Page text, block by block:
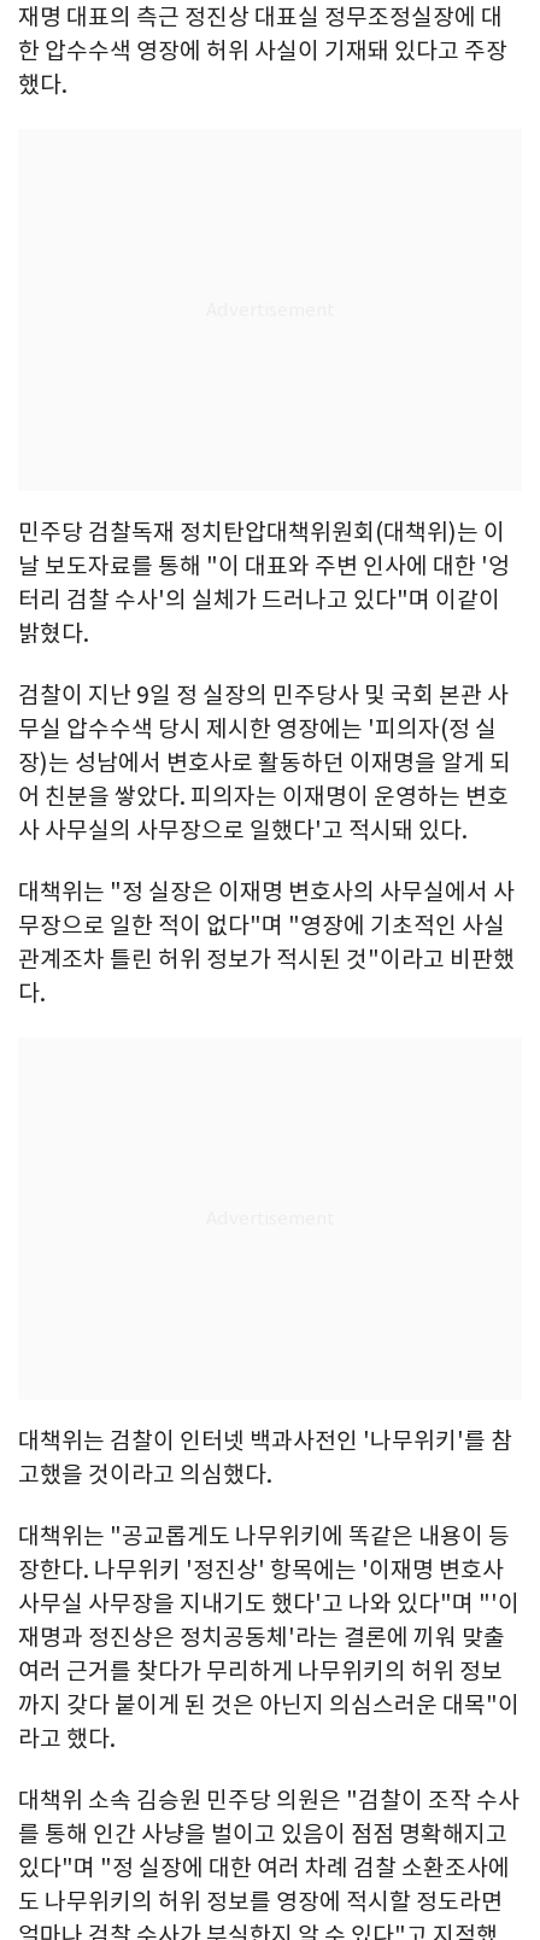
재명 대표의 측근 정진상 대표실 정무조정실장에 대
한 압수수색 영장에 허위 사실이 기재돼 있다고 주장
했다.
민주당 검찰독재 정치탄압대책위원회(대책위)는 이
날 보도자료를 통해 "이 대표와 주변 인사에 대한 '엉
터리 검찰 수사'의 실체가 드러나고 있다"며 이같이
밝혔다.
검찰이 지난 9일 정 실장의 민주당사 및 국회 본관 사
무실 압수수색 당시 제시한 영장에는 '피의자(정 실
장)는 성남에서 변호사로 활동하던 이재명을 알게 되
어 친분을 쌓았다. 피의자는 이재명이 운영하는 변호
사 사무실의 사무장으로 일했다'고 적시돼 있다.
대책위는 "정 실장은 이재명 변호사의 사무실에서 사
무장으로 일한 적이 없다"며 "영장에 기초적인 사실
관계조차 틀린 허위 정보가 적시된 것"이라고 비판했
다.
대책위는 검찰이 인터넷 백과사전인 '나무위키'를 참
고했을 것이라고 의심했다.
대책위는 "공교롭게도 나무위키에 똑같은 내용이 등
장한다. 나무위키 '정진상' 항목에는 '이재명 변호사
사무실 사무장을 지내기도 했다'고 나와 있다"며 "'이
재명과 정진상은 정치공동체'라는 결론에 끼워 맞출
여러 근거를 찾다가 무리하게 나무위키의 허위 정보
까지 갖다 붙이게 된 것은 아닌지 의심스러운 대목"이
라고 했다.
대책위 소속 김승원 민주당 의원은 "검찰이 조작 수사
를 통해 인간 사냥을 벌이고 있음이 점점 명확해지고
있다"며 "정 실장에 대한 여러 차례 검찰 소환조사에
도 나무위키의 허위 정보를 영장에 적시할 정도라면